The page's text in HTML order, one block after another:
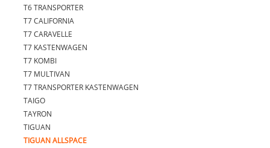
T6 TRANSPORTER
T7 CALIFORNIA
T7 CARAVELLE
T7 KASTENWAGEN
T7 KOMBI
T7 MULTIVAN
T7 TRANSPORTER KASTENWAGEN
TAIGO
TAYRON
TIGUAN
TIGUAN ALLSPACE